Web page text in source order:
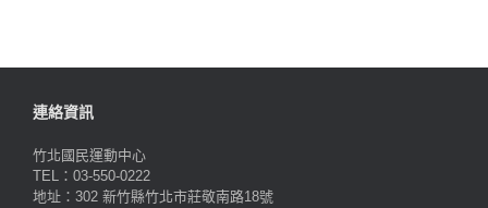
連絡資訊
竹北國民運動中心
TEL：03-550-0222
地址：302 新竹縣竹北市莊敬南路18號